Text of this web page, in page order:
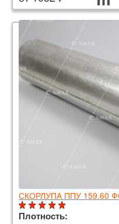
СКОРЛУПА ППУ 159.60
Плотность: